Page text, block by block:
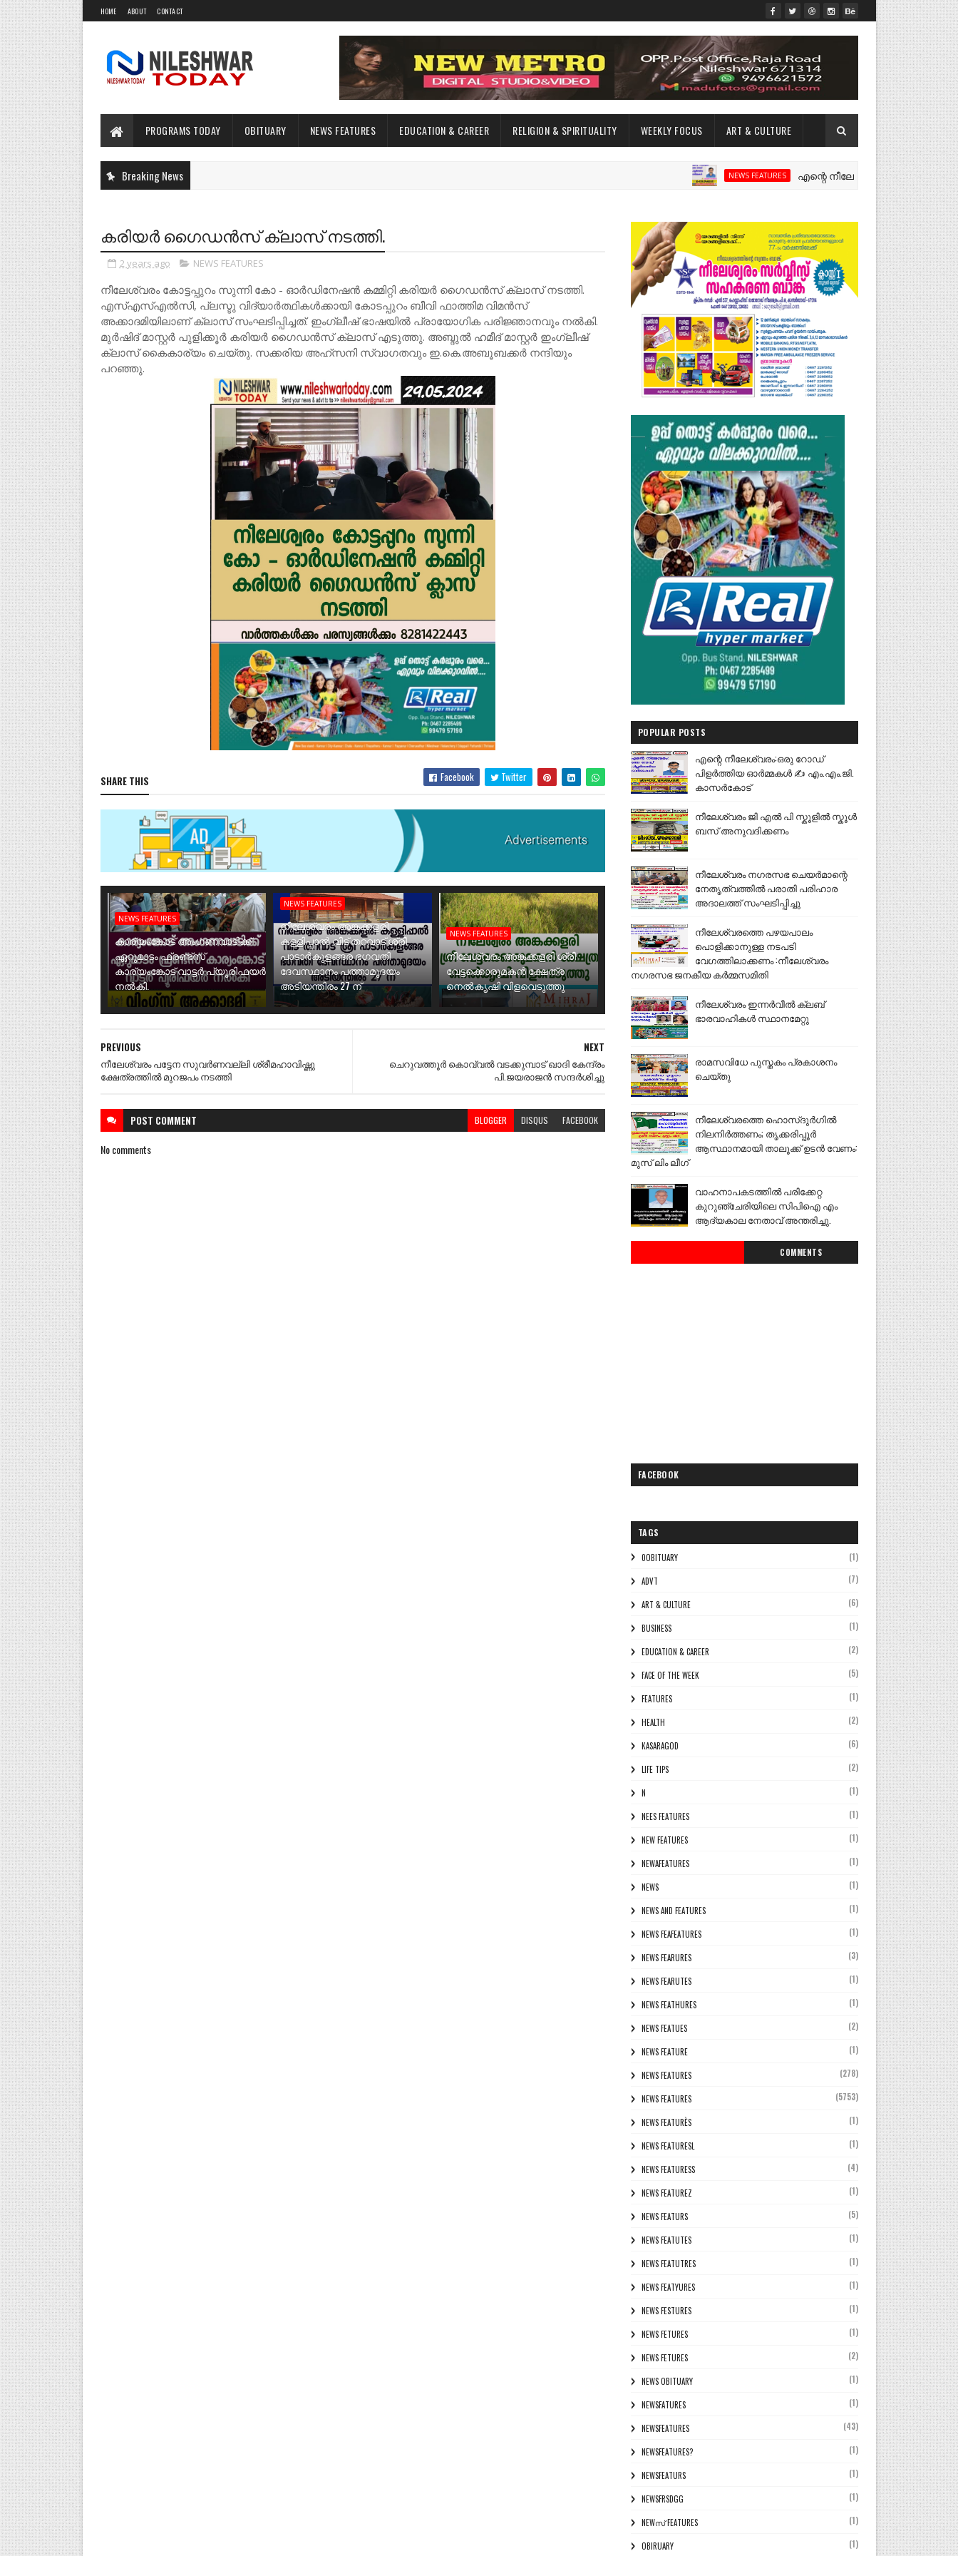
HOME ABOUT CONTACT
PROGRAMS TODAY OBITUARY NEWS FEATURES EDUCATION & CAREER RELIGION & SPIRITUALITY WEEKLY FOCUS ART & CULTURE
Breaking News NEWS FEATURES എന്റെ നീലേശ്വരം:ഒരു റോഡ്
കരിയർ ഗൈഡൻസ് ക്ലാസ് നടത്തി.
2 years ago NEWS FEATURES
നീലേശ്വരം കോട്ടപ്പുറം സുന്നി കോ - ഓർഡിനേഷൻ കമ്മിറ്റി കരിയർ ഗൈഡൻസ് ക്ലാസ് നടത്തി.
എസ്എസ്എൽസി, പ്ലസ്ടു വിദ്യാർത്ഥികൾക്കായി കോടപ്പുറം ബീവി ഫാത്തിമ വിമൻസ്
അക്കാദമിയിലാണ് ക്ലാസ് സംഘടിപ്പിച്ചത്. ഇംഗ്ലീഷ് ഭാഷയിൽ പ്രായോഗിക പരിജ്ഞാനവും നൽകി.
മുർഷിദ് മാസ്റ്റർ പുളിക്കൂർ കരിയർ ഗൈഡൻസ് ക്ലാസ് എടുത്തു. അബ്ദുൽ ഹമീദ് മാസ്റ്റർ ഇംഗ്ലീഷ്
ക്ലാസ് കൈകാര്യം ചെയ്തു. സക്കരിയ അഹ്സനി സ്വാഗതവും ഇ.കെ.അബൂബക്കർ നന്ദിയും
പറഞ്ഞു.
SHARE THIS Facebook Twitter
NEWS FEATURES
കാര്യംങ്കോട് അംഗണവാടിക്ക്
ഏറുമാടം ഫ്രണ്ട്സ്
കാര്യംങ്കോട് വാട്ടർ പ്യൂരിഫയർ
നൽകി.
NEWS FEATURES
നീലേശ്വരം അങ്കക്കളരി
കള്ളിപ്പാൽ വീട് തറവാട് ശ്രീ
പാടാർകുളങ്ങര ഭഗവതി
ദേവസ്ഥാനം പത്താമുദയം
അടിയന്തിരം 27 ന്
NEWS FEATURES
നീലേശ്വരം അങ്കക്കളരി ശ്രീ
വേട്ടക്കൊരുമകൻ ക്ഷേത്ര
നെൽകൃഷി വിളവെടുത്തു
NEXT
ചെറുവത്തൂർ കൊവ്വൽ വടക്കുമ്പാട് ഖാദി കേന്ദ്രം
പി.ജയരാജൻ സന്ദർശിച്ചു
PREVIOUS
നീലേശ്വരം പട്ടേന സുവർണവല്ലി ശ്രീമഹാവിഷ്ണു
ക്ഷേത്രത്തിൽ മുറജപം നടത്തി
POST COMMENT BLOGGER DISQUS FACEBOOK
No comments
POPULAR POSTS
എന്റെ നീലേശ്വരം:ഒരു റോഡ്
പിളർത്തിയ ഓർമ്മകൾ ✍️ എം.എം.ജി.
കാസർകോട്
നീലേശ്വരം ജി എൽ പി സ്കൂളിൽ സ്കൂൾ
ബസ് അനുവദിക്കണം
നീലേശ്വരം നഗരസഭ ചെയർമാന്റെ
നേതൃത്വത്തിൽ പരാതി പരിഹാര
അദാലത്ത് സംഘടിപ്പിച്ചു
നീലേശ്വരത്തെ പഴയപാലം
പൊളിക്കാനുള്ള നടപടി
വേഗത്തിലാക്കണം :നീലേശ്വരം
നഗരസഭ ജനകീയ കർമ്മസമിതി
നീലേശ്വരം ഇന്നർവീൽ ക്ലബ്
ഭാരവാഹികൾ സ്ഥാനമേറ്റു
രാമസവിധേ പുസ്തകം പ്രകാശനം
ചെയ്തു
നീലേശ്വരത്തെ ഹൊസ്ദുർഗിൽ
നിലനിർത്തണം; തൃക്കരിപ്പൂർ
ആസ്ഥാനമായി താലൂക്ക് ഉടൻ വേണം:
മുസ് ലിം ലീഗ്
വാഹനാപകടത്തിൽ പരിക്കേറ്റ
കുറുഞ്ചേരിയിലെ സിപിഐ എം
ആദ്യകാല നേതാവ് അന്തരിച്ചു.
COMMENTS
FACEBOOK
TAGS
0OBITUARY (1)
ADVT (7)
ART & CULTURE (6)
BUSINESS (1)
EDUCATION & CAREER (2)
FACE OF THE WEEK (5)
FEATURES (1)
HEALTH (2)
KASARAGOD (6)
LIFE TIPS (2)
N (1)
NEES FEATURES (1)
NEW FEATURES (1)
NEWAFEATURES (1)
NEWS (1)
NEWS AND FEATURES (1)
NEWS FEAFEATURES (1)
NEWS FEARURES (3)
NEWS FEARUTES (1)
NEWS FEATHURES (1)
NEWS FEATUES (2)
NEWS FEATURE (1)
NEWS FEATURES (278)
NEWS FEATURES (5753)
NEWS FEATURÈS (1)
NEWS FEATURESL (1)
NEWS FEATURESS (4)
NEWS FEATUREZ (1)
NEWS FEATURS (5)
NEWS FEATUTES (1)
NEWS FEATUTRES (1)
NEWS FEATYURES (1)
NEWS FESTURES (1)
NEWS FETURES (1)
NEWS FETURES (2)
NEWS OBITUARY (1)
NEWSFATURES (1)
NEWSFEATURES (43)
NEWSFEATURES? (1)
NEWSFEATURS (1)
NEWSFRSDGG (1)
NEWസ് FEATURES (1)
OBIRUARY (1)